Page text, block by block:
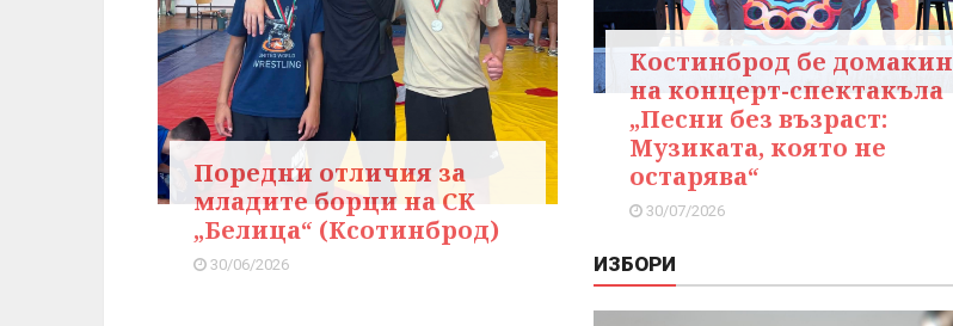
Поредни отличия за
младите борци на СК
„Белица“ (Ксотинброд)
30/06/2026
Костинброд бе домакин
на концерт-спектакъла
„Песни без възраст:
Музиката, която не
остарява“
30/07/2026
ИЗБОРИ